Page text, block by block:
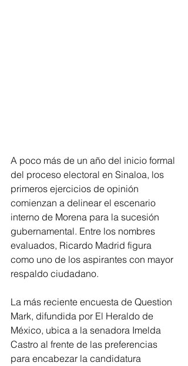
A poco más de un año del inicio formal
del proceso electoral en Sinaloa, los
primeros ejercicios de opinión
comienzan a delinear el escenario
interno de Morena para la sucesión
gubernamental. Entre los nombres
evaluados, Ricardo Madrid figura
como uno de los aspirantes con mayor
respaldo ciudadano.
La más reciente encuesta de Question
Mark, difundida por El Heraldo de
México, ubica a la senadora Imelda
Castro al frente de las preferencias
para encabezar la candidatura